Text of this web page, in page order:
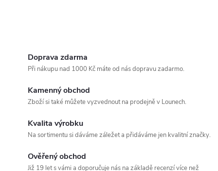
Doprava zdarma
Při nákupu nad 1000 Kč máte od nás dopravu zadarmo.
Kamenný obchod
Zboží si také můžete vyzvednout na prodejně v Lounech.
Kvalita výrobku
Na sortimentu si dáváme záležet a přidáváme jen kvalitní značky.
Ověřený obchod
Již 19 let s vámi a doporučuje nás na základě recenzí více než